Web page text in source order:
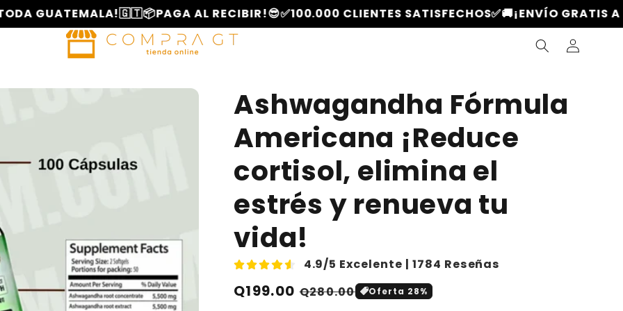
📦PAGA AL RECIBIR!😎✅100.000 CLIENTES SATISFECHOS✅🚚¡ENVÍO GRATIS A TODA
Iniciar
sesión
Ashwagandha Fórmula
Americana ¡Reduce
cortisol, elimina el
estrés y renueva tu
vida!
4.9/5 Excelente | 1784 Reseñas
Precio
Q199.00 Precio
Q280.00 Oferta 28%